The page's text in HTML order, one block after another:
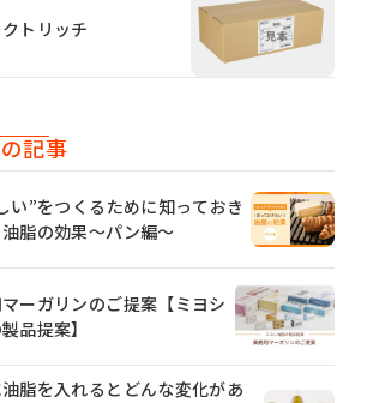
トリッチ
記事
い”をつくるために知っておき
脂の効果〜パン編〜
ーガリンのご提案【ミヨシ
品提案】
脂を入れるとどんな変化があ